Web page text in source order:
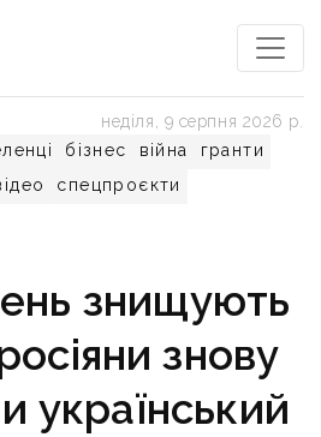
бізнес війна
гранти
спецпроєкти
неділя, 9 серпня 2026 р.
знищують
знову
український